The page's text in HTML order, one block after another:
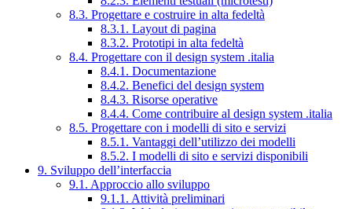
8.3. Progettare e costruire in alta fedeltà
8.3.1. Layout di pagina
8.3.2. Prototipi in alta fedeltà
8.4. Progettare con il design system .italia
8.4.1. Documentazione
8.4.2. Benefici del design system
8.4.3. Risorse operative
8.4.4. Come contribuire al design system .italia
8.5. Progettare con i modelli di sito e servizi
8.5.1. Vantaggi dell’utilizzo dei modelli
8.5.2. I modelli di sito e servizi disponibili
9. Sviluppo dell’interfaccia
9.1. Approccio allo sviluppo
9.1.1. Attività preliminari